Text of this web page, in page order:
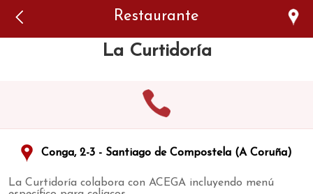
Restaurante
La Curtidoría
Conga, 2-3 - Santiago de Compostela (A Coruña)
La Curtidoría colabora con ACEGA incluyendo menú
authorized to show the cookie declaration for domain group
ID 546ddaab-b478-4440-aa8a-3b0205284212. Please add it to
the domain group in the Cookiebot Manager to authorize